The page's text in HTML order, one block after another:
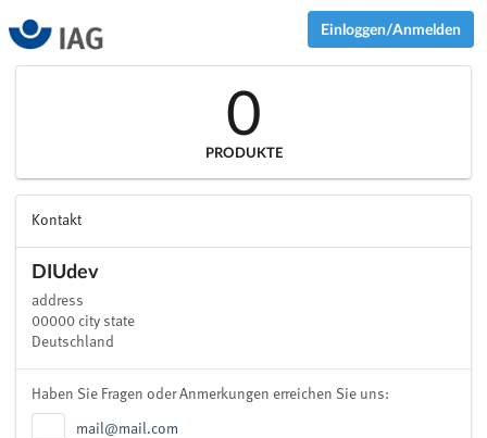
Einloggen/Anmelden
0
PRODUKTE
Kontakt
DIUdev
address
00000 city state
Deutschland
Haben Sie Fragen oder Anmerkungen erreichen Sie uns:
mail@mail.com